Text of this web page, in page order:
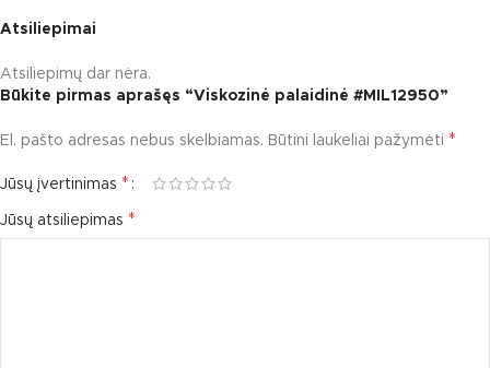
Atsiliepimai
Atsiliepimų dar nėra.
Būkite pirmas aprašęs “Viskozinė palaidinė #MIL12950”
El. pašto adresas nebus skelbiamas. Būtini laukeliai pažymėti *
Jūsų įvertinimas *
Jūsų atsiliepimas *